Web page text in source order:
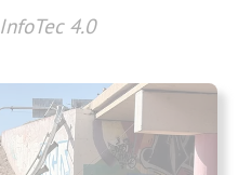
InfoTec 4.0